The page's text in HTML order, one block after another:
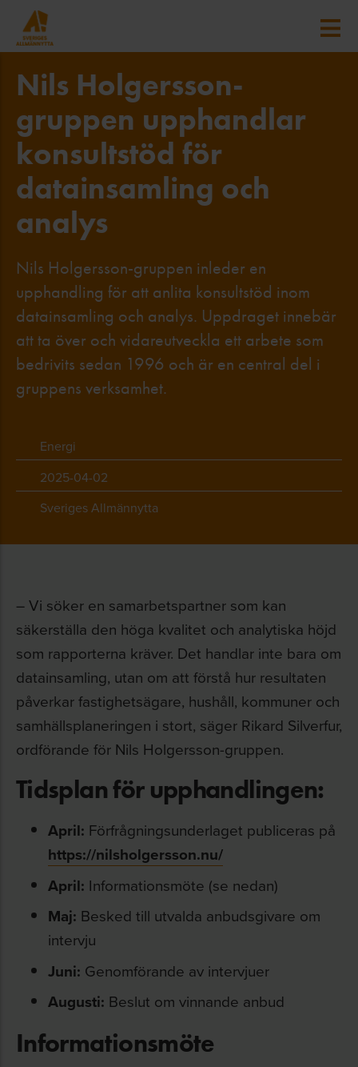
Nils Holgersson-
gruppen upphandlar
konsultstöd för
datainsamling och
analys
Nils Holgersson-gruppen inleder en
upphandling för att anlita konsultstöd inom
datainsamling och analys. Uppdraget innebär
att ta över och vidareutveckla ett arbete som
bedrivits sedan 1996 och är en central del i
gruppens verksamhet.
Energi
2025-04-02
Sveriges Allmännytta
– Vi söker en samarbetspartner som kan
säkerställa den höga kvalitet och analytiska höjd
som rapporterna kräver. Det handlar inte bara om
datainsamling, utan om att förstå hur resultaten
påverkar fastighetsägare, hushåll, kommuner och
samhällsplaneringen i stort, säger Rikard Silverfur,
ordförande för Nils Holgersson-gruppen.
Tidsplan för upphandlingen:
April: Förfrågningsunderlaget publiceras på
https://nilsholgersson.nu/
April: Informationsmöte (se nedan)
Maj: Besked till utvalda anbudsgivare om
intervju
Juni: Genomförande av intervjuer
Augusti: Beslut om vinnande anbud
Informationsmöte